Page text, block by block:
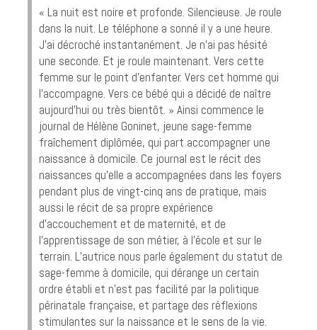
« La nuit est noire et profonde. Silencieuse. Je roule
dans la nuit. Le téléphone a sonné il y a une heure.
J’ai décroché instantanément. Je n’ai pas hésité
une seconde. Et je roule maintenant. Vers cette
femme sur le point d’enfanter. Vers cet homme qui
l’accompagne. Vers ce bébé qui a décidé de naître
aujourd’hui ou très bientôt. » Ainsi commence le
journal de Hélène Goninet, jeune sage-femme
fraîchement diplômée, qui part accompagner une
naissance à domicile. Ce journal est le récit des
naissances qu’elle a accompagnées dans les foyers
pendant plus de vingt-cinq ans de pratique, mais
aussi le récit de sa propre expérience
d’accouchement et de maternité, et de
l’apprentissage de son métier, à l’école et sur le
terrain. L’autrice nous parle également du statut de
sage-femme à domicile, qui dérange un certain
ordre établi et n’est pas facilité par la politique
périnatale française, et partage des réflexions
stimulantes sur la naissance et le sens de la vie.